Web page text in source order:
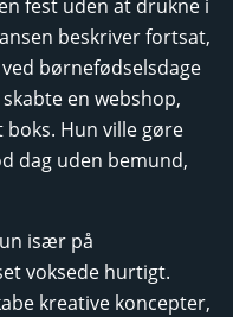
fest uden at drukne i
beskriver fortsat,
børnefødselsdage
en webshop,
Hun ville gøre
dag uden bemund,
især på
voksede hurtigt.
kreative koncepter,